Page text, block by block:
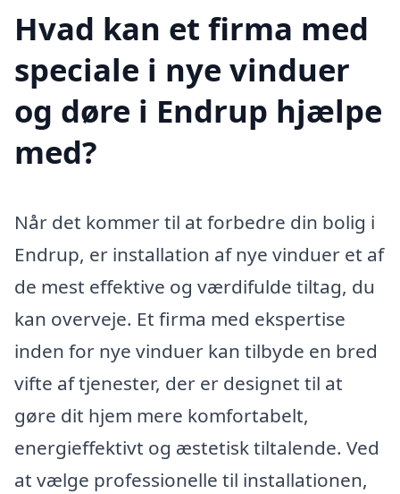
Hvad kan et firma med
speciale i nye vinduer
og døre i Endrup hjælpe
med?
Når det kommer til at forbedre din bolig i
Endrup, er installation af nye vinduer et af
de mest effektive og værdifulde tiltag, du
kan overveje. Et firma med ekspertise
inden for nye vinduer kan tilbyde en bred
vifte af tjenester, der er designet til at
gøre dit hjem mere komfortabelt,
energieffektivt og æstetisk tiltalende. Ved
at vælge professionelle til installationen,